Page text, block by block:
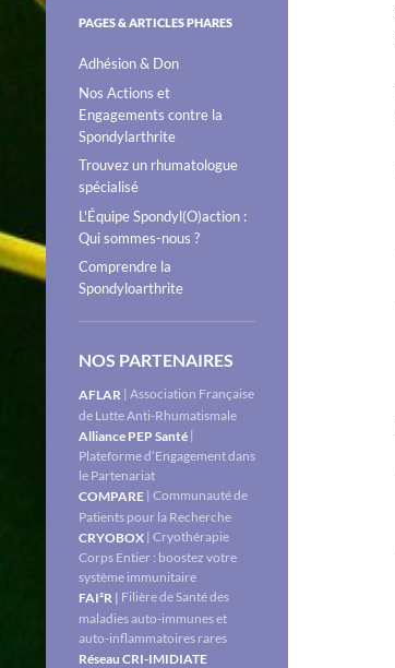
PAGES & ARTICLES PHARES
Adhésion & Don
Nos Actions et
Engagements contre la
Spondylarthrite
Trouvez un rhumatologue
spécialisé
L'Équipe Spondyl(O)action :
Qui sommes-nous ?
Comprendre la
Spondyloarthrite
NOS PARTENAIRES
AFLAR | Association Française
de Lutte Anti-Rhumatismale
Alliance PEP Santé |
Plateforme d’Engagement dans
le Partenariat
COMPARE | Communauté de
Patients pour la Recherche
CRYOBOX | Cryothérapie
Corps Entier : boostez votre
système immunitaire
FAI²R | Filière de Santé des
maladies auto-immunes et
auto-inflammatoires rares
Réseau CRI-IMIDIATE